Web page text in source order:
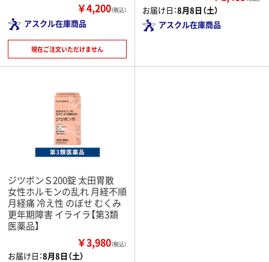
￥4,200（税込）
アスクル在庫商品
現在ご注文いただけません
お届け日：8月8日（土）
アスクル在庫商品
ジツボンＳ200錠 太田胃散
女性ホルモンの乱れ 月経不順
月経痛 冷え性 のぼせ むくみ
更年期障害 イライラ【第3類
医薬品】
￥3,980（税込）
お届け日：8月8日（土）